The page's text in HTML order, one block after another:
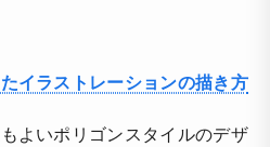
イラストレーションの描き方
よいポリゴンスタイルのデザ